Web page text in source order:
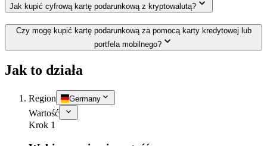
Jak kupić cyfrową kartę podarunkową z kryptowalutą?
Czy mogę kupić kartę podarunkową za pomocą karty kredytowej lub
portfela mobilnego?
Jak to działa
Region Germany
Wartość
Krok 1